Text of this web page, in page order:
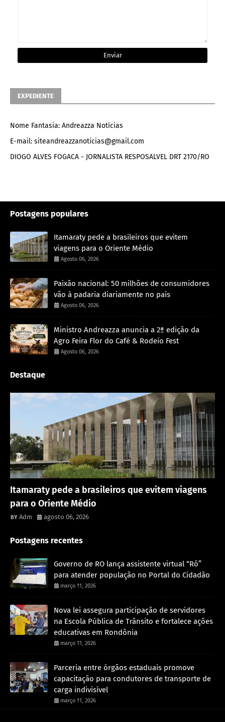
EXPEDIENTE
Nome Fantasia: Andreazza Notícias
E-mail: siteandreazzanoticias@gmail.com
DIOGO ALVES FOGACA - JORNALISTA RESPOSALVEL DRT 2170/RO
Postagens populares
Itamaraty pede a brasileiros que evitem
viagens para o Oriente Médio
Agosto 06, 2026
Paixão nacional: 50 milhões de consumidores
vão à padaria diariamente no país
Agosto 06, 2026
Ministro Andreazza anuncia a 2ª edição da
Agro Feira Flor do Café & Rodeio Fest
Agosto 06, 2026
Destaque
Itamaraty pede a brasileiros que evitem viagens
para o Oriente Médio
Adm agosto 06, 2026
Postagens recentes
Governo de RO lança assistente virtual “Rô”
para atender população no Portal do Cidadão
março 11, 2026
Nova lei assegura participação de servidores
na Escola Pública de Trânsito e fortalece ações
educativas em Rondônia
março 11, 2026
Parceria entre órgãos estaduais promove
capacitação para condutores de transporte de
carga indivisível
março 11, 2026